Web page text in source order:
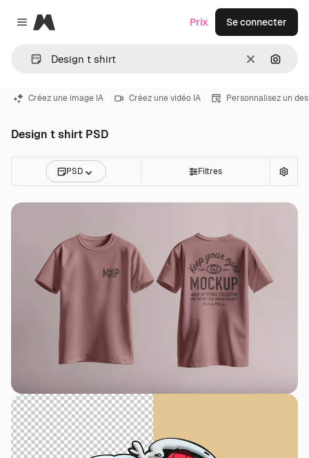
Close menu
Magnific
Effacer
Prix Se connecter
Créez une image IA Créez une vidéo IA Personnalisez un
Design t shirt PSD
PSD Filtres